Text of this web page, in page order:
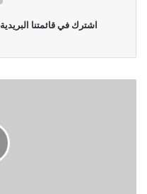
اشترك في قائمتنا